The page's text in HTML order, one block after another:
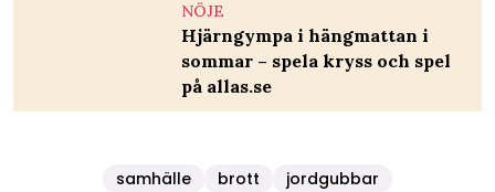
NÖJE
Hjärngympa i hängmattan i
sommar – spela kryss och spel
på allas.se
samhälle brott jordgubbar